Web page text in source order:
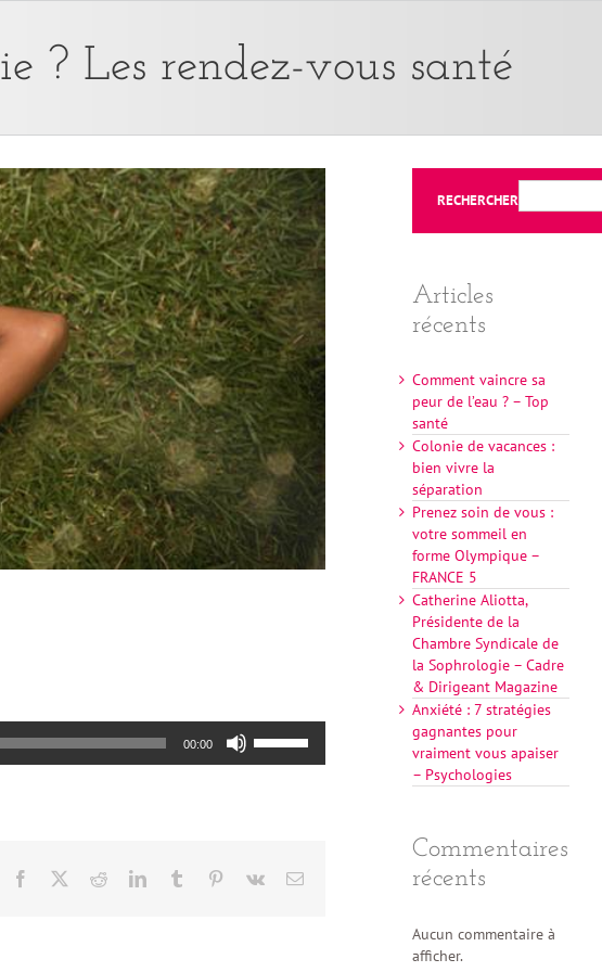
? Les rendez-vous santé
00:00
les
diminuer
Facebook RedditLinkedInTumblr Pinterest
Vk Email
RECHERCHER
Articles
récents
Comment vaincre sa
peur de l’eau ? – Top
santé
Colonie de vacances :
bien vivre la
séparation
Prenez soin de vous :
votre sommeil en
forme Olympique –
FRANCE 5
Catherine Aliotta,
Présidente de la
Chambre Syndicale de
la Sophrologie – Cadre
& Dirigeant Magazine
Anxiété : 7 stratégies
gagnantes pour
vraiment vous apaiser
– Psychologies
Commentaires
récents
Aucun commentaire à
afficher.